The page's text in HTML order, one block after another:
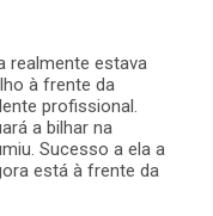
realmente estava
à frente da
profissional.
a bilhar na
Sucesso a ela a
está à frente da